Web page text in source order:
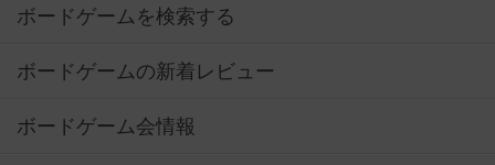
ボードゲームを検索する
ボードゲームの新着レビュー
ボードゲーム会情報